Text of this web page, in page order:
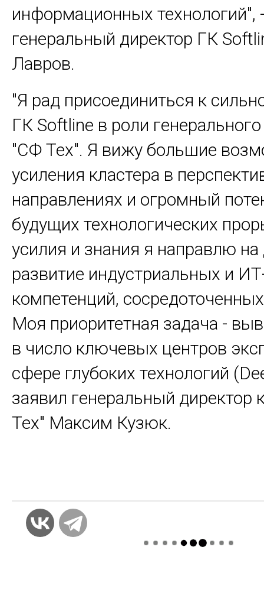
информационных технологий",
генеральный директор ГК
Лавров.
"Я рад присоединиться к
ГК Softline в роли
"СФ Тех". Я вижу большие
усиления кластера в
направлениях и огромный
будущих технологических
усилия и знания я направлю
развитие индустриальных и
компетенций,
Моя приоритетная задача -
в число ключевых центров
сфере глубоких технологий
заявил генеральный директор
Тех" Максим Кузюк.